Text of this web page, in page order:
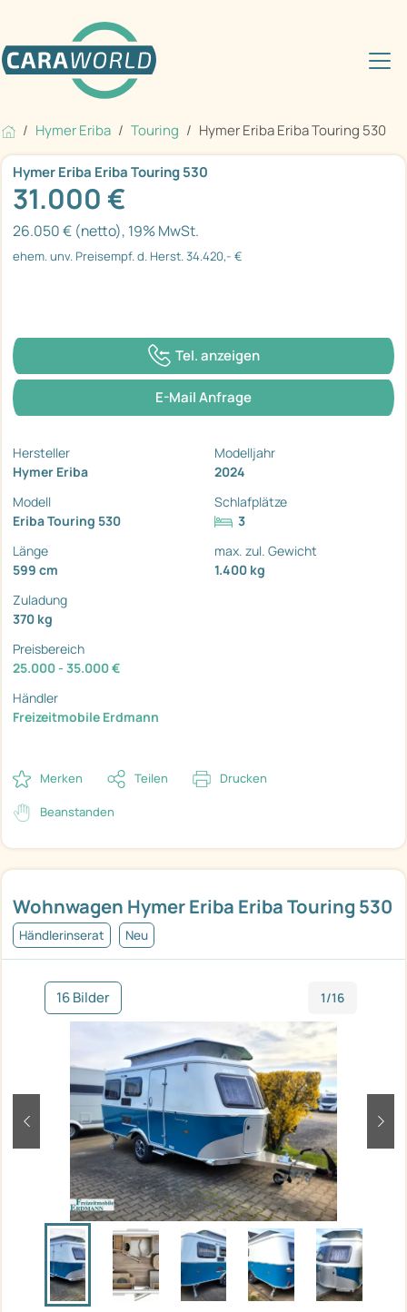
Hymer Eriba Touring Hymer Eriba Eriba Touring 530
Wohnwagen Hymer Eriba Eriba Touring 530
Händlerinserat Neu
16 Bilder 1/16
zurück
Hymer Eriba Eriba Touring 530
31.000 €
26.050 € (netto), 19% MwSt.
ehem. unv. Preisempf. d. Herst. 34.420,- €
Tel. anzeigen
E-Mail Anfrage
Hersteller
Hymer Eriba
Modelljahr
2024
Modell
Eriba Touring 530
Schlafplätze
3
Länge
599 cm
max. zul. Gewicht
1.400 kg
Zuladung
370 kg
Preisbereich
25.000 - 35.000 €
Händler
Freizeitmobile Erdmann
Merken Teilen Drucken
Beanstanden